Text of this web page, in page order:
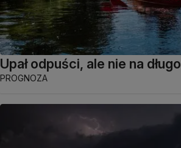
Upał odpuści, ale nie na długo
PROGNOZA